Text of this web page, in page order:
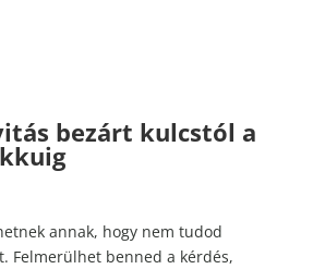
bezárt kulcstól a
annak, hogy nem tudod
Felmerülhet benned a kérdés,